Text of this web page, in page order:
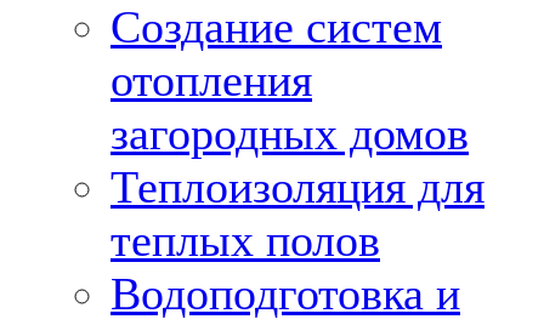
Создание систем
отопления
загородных домов
Теплоизоляция для
теплых полов
Водоподготовка и